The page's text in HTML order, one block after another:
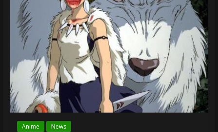
Anime News